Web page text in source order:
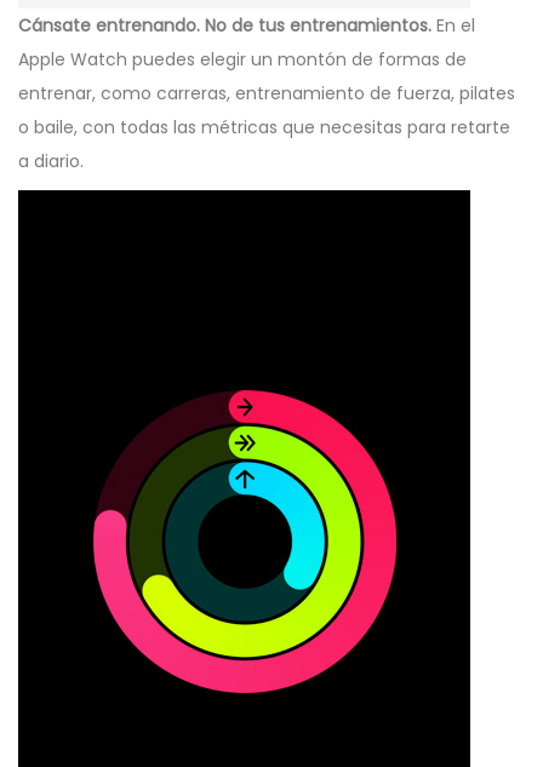
Cánsate entrenando. No de tus entrenamientos. En el
Apple Watch puedes elegir un montón de formas de
entrenar, como carreras, entrenamiento de fuerza, pilates
o baile, con todas las métricas que necesitas para retarte
a diario.